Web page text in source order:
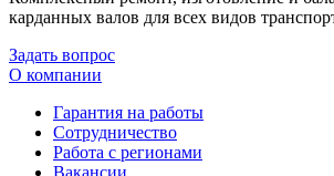
карданных валов для всех видов
Задать вопрос
О компании
Гарантия на работы
Сотрудничество
Работа с регионами
Вакансии